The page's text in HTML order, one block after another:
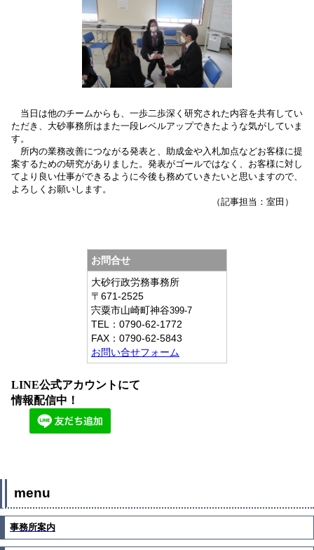
当日は他のチームからも、一歩二歩深く研究された内容を共有してい
ただき、大砂事務所はまた一段レベルアップできたような気がしていま
す。
所内の業務改善につながる発表と、助成金や入札加点などお客様に提
案するための研究がありました。発表がゴールではなく、お客様に対し
てより良い仕事ができるように今後も務めていきたいと思いますので、
よろしくお願いします。
（記事担当：室田）
お問合せ
大砂行政労務事務所
〒671-2525
宍粟市山崎町神谷399-7
TEL： 0790-62-1772
FAX： 0790-62-5843
お問い合せフォーム
LINE公式アカウントにて
情報配信中！
menu
事務所案内